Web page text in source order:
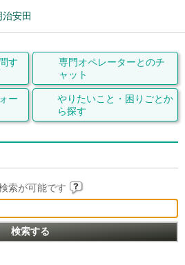
す
専門オペレーターとのチ
ャット
ー
やりたいこと・ 困りごとか
ら探す
索が可能です